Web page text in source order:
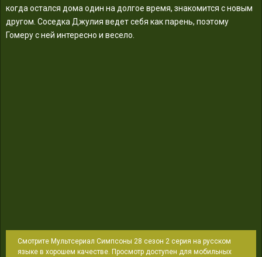
когда остался дома один на долгое время, знакомится с новым
другом. Соседка Джулия ведет себя как парень, поэтому
Гомеру с ней интересно и весело.
Смотрите Мультсериал Симпсоны 28 сезон 2 серия на русском
языке в хорошем качестве. Просмотр доступен для мобильных